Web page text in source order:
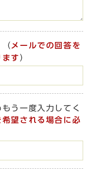
（ メールでの回答を
す ）
う一度入力してく
望される場合に必